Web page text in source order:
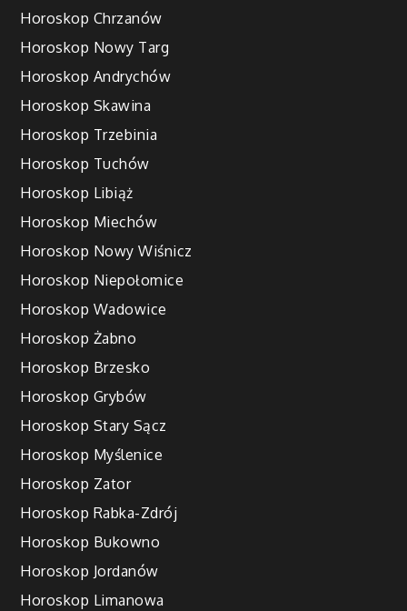
Horoskop Chrzanów
Horoskop Nowy Targ
Horoskop Andrychów
Horoskop Skawina
Horoskop Trzebinia
Horoskop Tuchów
Horoskop Libiąż
Horoskop Miechów
Horoskop Nowy Wiśnicz
Horoskop Niepołomice
Horoskop Wadowice
Horoskop Żabno
Horoskop Brzesko
Horoskop Grybów
Horoskop Stary Sącz
Horoskop Myślenice
Horoskop Zator
Horoskop Rabka-Zdrój
Horoskop Bukowno
Horoskop Jordanów
Horoskop Limanowa